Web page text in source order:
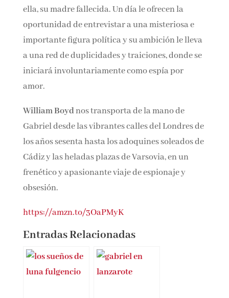
ella, su madre fallecida. Un día le ofrecen la
oportunidad de entrevistar a una misteriosa e
importante figura política y su ambición le lleva
a una red de duplicidades y traiciones, donde se
iniciará involuntariamente como espía por
amor.
William Boydnos transporta de la mano de
Gabriel desde las vibrantes calles del Londres de
los años sesenta hasta los adoquines soleados de
Cádiz y las heladas plazas de Varsovia, en un
frenético y apasionante viaje de espionaje y
obsesión.
https://amzn.to/3OaPMyK
Entradas Relacionadas